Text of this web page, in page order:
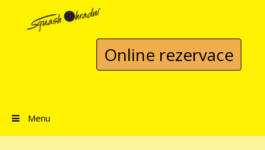
Přeskočit na obsah
Online rezervace
Menu